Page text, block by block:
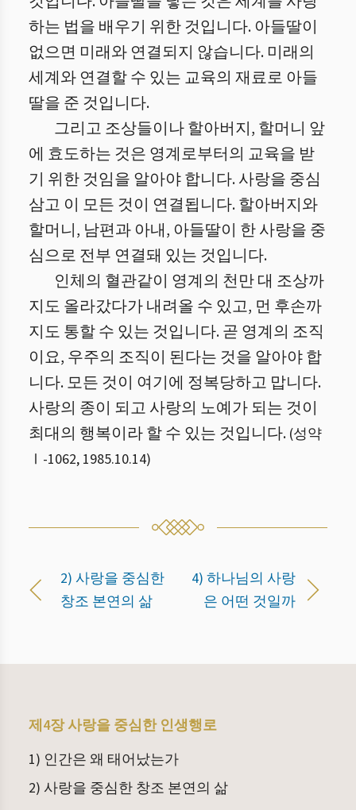
하는 법을 배우기 위한 것입니다. 아들딸이
없으면 미래와 연결되지 않습니다. 미래의
세계와 연결할 수 있는 교육의 재료로 아들
딸을 준 것입니다.
그리고 조상들이나 할아버지, 할머니 앞
에 효도하는 것은 영계로부터의 교육을 받
기 위한 것임을 알아야 합니다. 사랑을 중심
삼고 이 모든 것이 연결됩니다. 할아버지와
할머니, 남편과 아내, 아들딸이 한 사랑을 중
심으로 전부 연결돼 있는 것입니다.
인체의 혈관같이 영계의 천만 대 조상까
지도 올라갔다가 내려올 수 있고, 먼 후손까
지도 통할 수 있는 것입니다. 곧 영계의 조직
이요, 우주의 조직이 된다는 것을 알아야 합
니다. 모든 것이 여기에 정복당하고 맙니다.
사랑의 종이 되고 사랑의 노예가 되는 것이
최대의 행복이라 할 수 있는 것입니다. (성약
Ⅰ -1062, 1985.10.14)
2) 사랑을 중심한
창조 본연의 삶
4) 하나님의 사랑
은 어떤 것일까
제4장 사랑을 중심한 인생행로
1) 인간은 왜 태어났는가
2) 사랑을 중심한 창조 본연의 삶